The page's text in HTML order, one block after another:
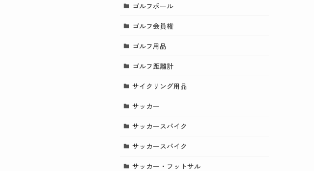
ゴルフボール
ゴルフ会員権
ゴルフ用品
ゴルフ距離計
サイクリング用品
サッカー
サッカースパイク
サッカースパイク
サッカー・フットサル